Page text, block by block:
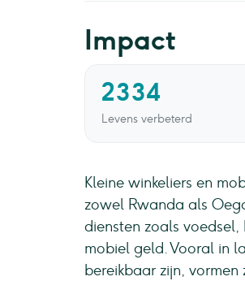
Impact
2334
Levens verbeterd
Kleine winkeliers en
zowel Rwanda als
diensten zoals
mobiel geld. Vooral in
bereikbaar zijn,